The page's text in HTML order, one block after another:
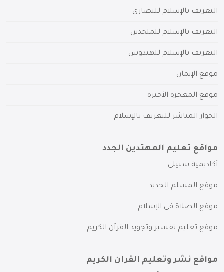
التعريف بالإسلام للنصارى
التعريف بالإسلام للملحدين
التعريف بالإسلام للهندوس
موقع الإيمان
موقع المعجزة الأخيرة
الحوار المباشر للتعريف بالإسلام
مواقع تعليم المهتدين الجدد
أكاديمية سبيلي
موقع المسلم الجديد
موقع الصلاة في الإسلام
موقع تعليم تفسير وتجويد القرآن الكريم
مواقع نشر وتعليم القرآن الكريم